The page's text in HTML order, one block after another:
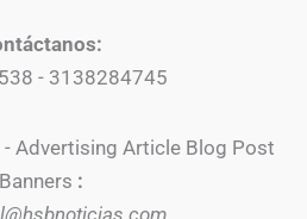
- 3138284745
Advertising Article Blog Post
Banners :